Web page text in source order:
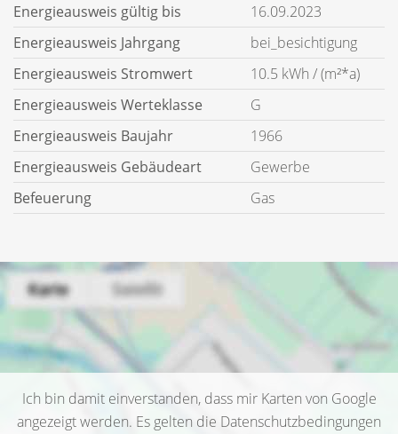
Energieausweis gültig bis
16.09.2023
Energieausweis Jahrgang
bei_besichtigung
Energieausweis Stromwert
10.5 kWh / (m²*a)
Energieausweis Werteklasse
G
Energieausweis Baujahr
1966
Energieausweis Gebäudeart
Gewerbe
Befeuerung
Gas
Ich bin damit einverstanden, dass mir Karten von Google
angezeigt werden. Es gelten die Datenschutzbedingungen